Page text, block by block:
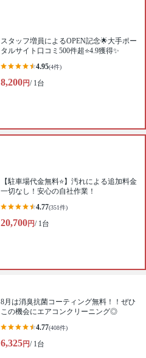
スタッフ増員によるOPEN記念🌟大手ポー
タルサイト口コミ500件超⭐️4.9獲得✨
4.95(4件)
8,200円/ 1台
【駐車場代金無料⭐️】汚れによる追加料金
一切なし！安心の自社作業！
4.77(351件)
20,700円/ 1台
8月は消臭抗菌コーティング無料！！ぜひ
この機会にエアコンクリーニング◎
4.77(408件)
6,325円/ 1台